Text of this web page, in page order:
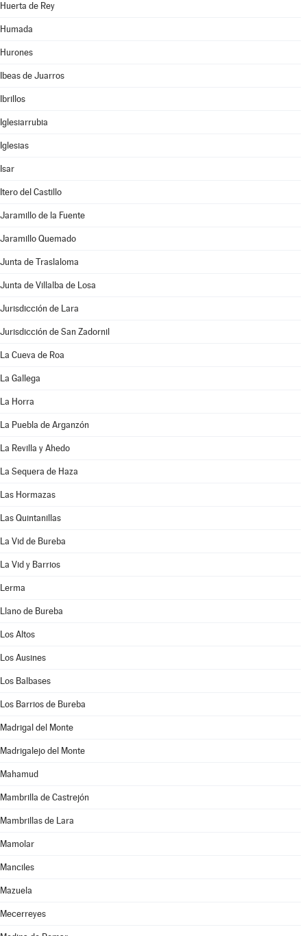
Huerta de Rey
Humada
Hurones
Ibeas de Juarros
Ibrillos
Iglesiarrubia
Iglesias
Isar
Itero del Castillo
Jaramillo de la Fuente
Jaramillo Quemado
Junta de Traslaloma
Junta de Villalba de Losa
Jurisdicción de Lara
Jurisdicción de San Zadornil
La Cueva de Roa
La Gallega
La Horra
La Puebla de Arganzón
La Revilla y Ahedo
La Sequera de Haza
Las Hormazas
Las Quintanillas
La Vid de Bureba
La Vid y Barrios
Lerma
Llano de Bureba
Los Altos
Los Ausines
Los Balbases
Los Barrios de Bureba
Madrigal del Monte
Madrigalejo del Monte
Mahamud
Mambrilla de Castrejón
Mambrillas de Lara
Mamolar
Manciles
Mazuela
Mecerreyes